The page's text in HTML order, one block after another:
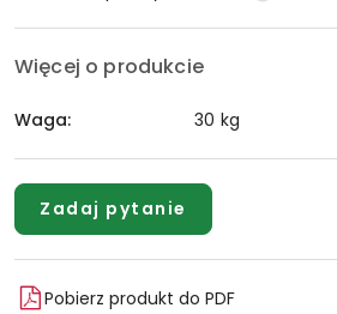
Więcej o produkcie
Waga: 30 kg
Zadaj pytanie
Pobierz produkt do PDF